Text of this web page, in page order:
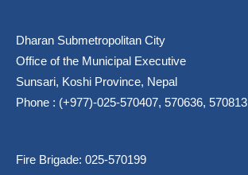
Dharan Submetropolitan City
Office of the Municipal Executive
Sunsari, Koshi Province, Nepal
Phone : (+977)-025-570407, 570636, 570813
Fire Brigade: 025-570199